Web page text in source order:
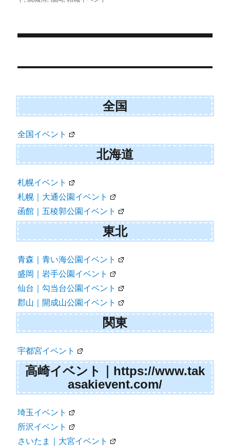
t
)
o
稿
ナ
ビ
ゲ
ー
シ
ョ
ン
全国
全国イベント
北海道
札幌イベント
札幌｜大通公園イベント
函館｜五稜郭公園イベント
東北
青森｜青い海公園イベント
盛岡｜岩手公園イベント
仙台｜勾当台公園イベント
郡山｜開成山公園イベント
関東
宇都宮イベント
高崎イベント｜https://www.tak
asakievent.com/
埼玉イベント
所沢イベント
さいたま｜大宮イベント